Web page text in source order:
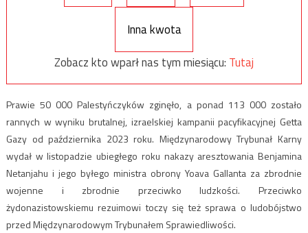
Inna kwota
Zobacz kto wparł nas tym miesiącu: Tutaj
Prawie 50 000 Palestyńczyków zginęło, a ponad 113 000 zostało
rannych w wyniku brutalnej, izraelskiej kampanii pacyfikacyjnej Getta
Gazy od października 2023 roku. Międzynarodowy Trybunał Karny
wydał w listopadzie ubiegłego roku nakazy aresztowania Benjamina
Netanjahu i jego byłego ministra obrony Yoava Gallanta za zbrodnie
wojenne i zbrodnie przeciwko ludzkości. Przeciwko
żydonazistowskiemu rezuimowi toczy się też sprawa o ludobójstwo
przed Międzynarodowym Trybunałem Sprawiedliwości.